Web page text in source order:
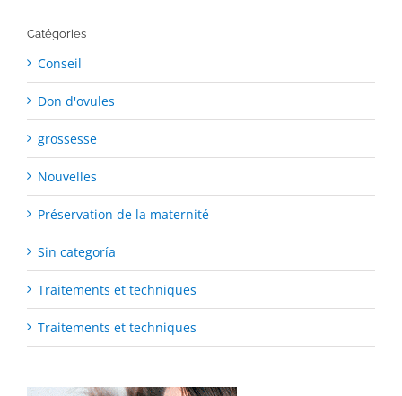
Catégories
Conseil
Don d'ovules
grossesse
Nouvelles
Préservation de la maternité
Sin categoría
Traitements et techniques
Traitements et techniques